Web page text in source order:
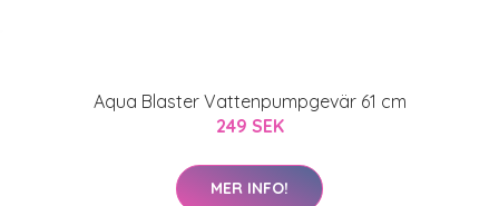
Aqua Blaster Vattenpumpgevär 61 cm
249 SEK
MER INFO!